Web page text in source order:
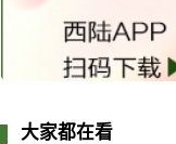
大家都在看